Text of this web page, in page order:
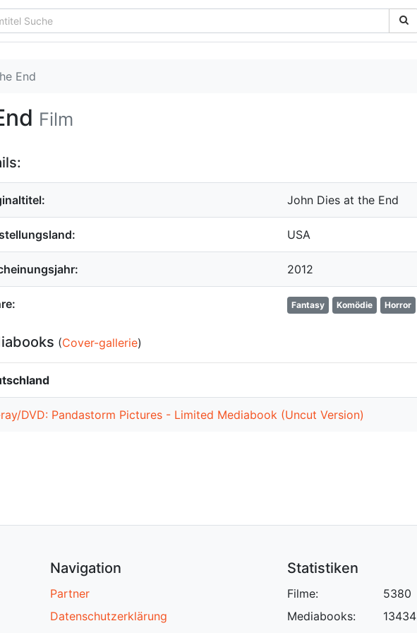
End
Film
John Dies at the End
USA
2012
Fantasy Komödie Horror
(Cover-gallerie)
DVD: Pandastorm Pictures - Limited Mediabook (Uncut Version)
Navigation
Partner
Datenschutzerklärung
Statistiken
Filme:
Mediabooks:
5380
13434